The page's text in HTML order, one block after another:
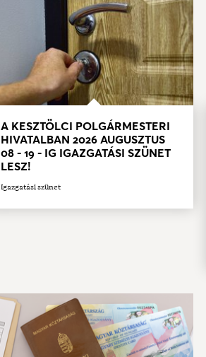
A KESZTÖLCI POLGÁRMESTERI
HIVATALBAN 2026 AUGUSZTUS
08 - 19 - IG IGAZGATÁSI SZÜNET
LESZ!
Igazgatási szünet